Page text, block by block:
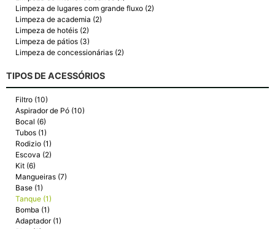
Limpeza de lugares com grande fluxo (2)
Limpeza de academia (2)
Limpeza de hotéis (2)
Limpeza de pátios (3)
Limpeza de concessionárias (2)
TIPOS DE ACESSÓRIOS
Filtro (10)
Aspirador de Pó (10)
Bocal (6)
Tubos (1)
Rodizio (1)
Escova (2)
Kit (6)
Mangueiras (7)
Base (1)
Tanque (1)
Bomba (1)
Adaptador (1)